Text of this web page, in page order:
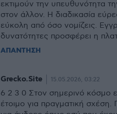
εκτιμούν την υπευθυνότητα
στον άλλον. Η διαδικασία
εύκολη από όσο νομίζεις.
δυνατότητες προσφέρει η
ΑΠΑΝΤΗΣΗ
Grecko.Site 15.05.2026, 03:22
6 2 3 0 Στον σημερινό κόσμο
έτοιμο για πραγματική